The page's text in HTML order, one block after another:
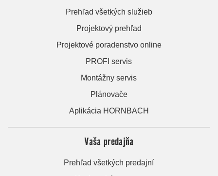
Prehľad všetkých služieb
Projektový prehľad
Projektové poradenstvo online
PROFI servis
Montážny servis
Plánovače
Aplikácia HORNBACH
Vaša predajňa
Prehľad všetkých predajní